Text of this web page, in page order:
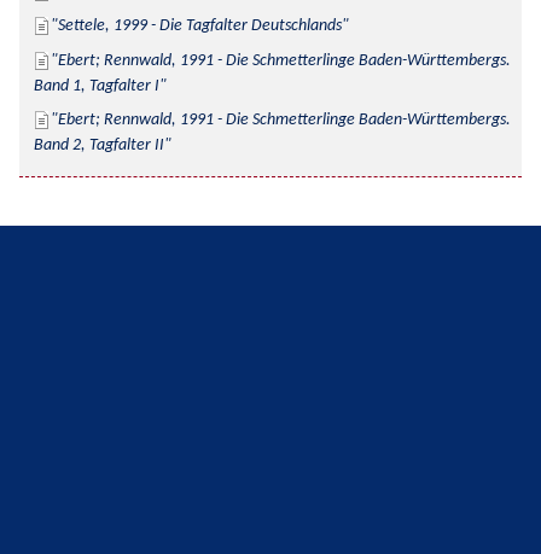
Settele, 1999 - Die Tagfalter Deutschlands
Ebert; Rennwald, 1991 - Die Schmetterlinge Baden-Württembergs.
Band 1, Tagfalter I
Ebert; Rennwald, 1991 - Die Schmetterlinge Baden-Württembergs.
Band 2, Tagfalter II